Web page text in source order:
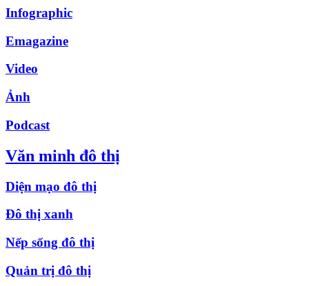
Infographic
Emagazine
Video
Ảnh
Podcast
Văn minh đô thị
Diện mạo đô thị
Đô thị xanh
Nếp sống đô thị
Quản trị đô thị